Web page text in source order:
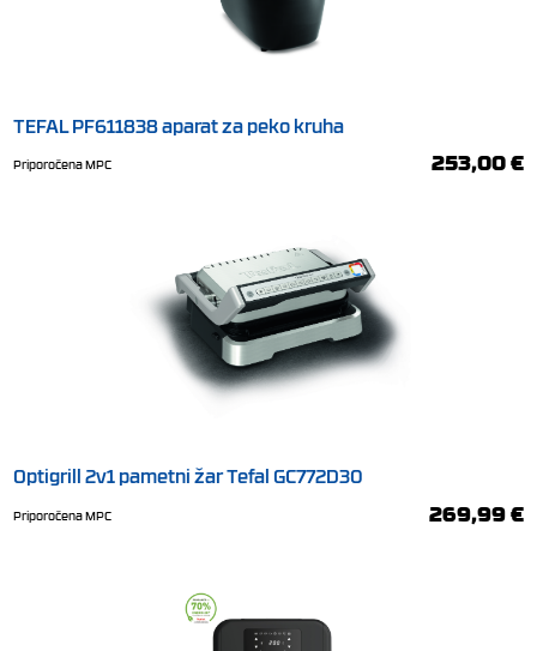
TEFAL PF611838 aparat za peko kruha
Priporočena MPC 253,00 €
Optigrill 2v1 pametni žar Tefal GC772D30
Priporočena MPC 269,99 €